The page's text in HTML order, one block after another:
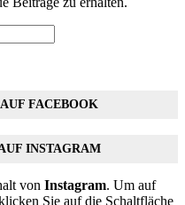
FACEBOOK
INSTAGRAM
von Instagram. Um auf
Sie auf die Schaltfläche